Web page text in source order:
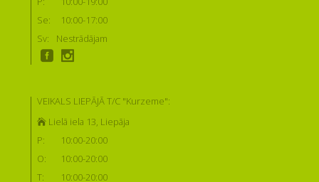
Se:
10:00-17:00
Sv:
Nestrādājam
VEIKALS LIEPĀJĀ T/C "Kurzeme":
Lielā iela 13, Liepāja
P:
10:00-20:00
O:
10:00-20:00
T:
10:00-20:00